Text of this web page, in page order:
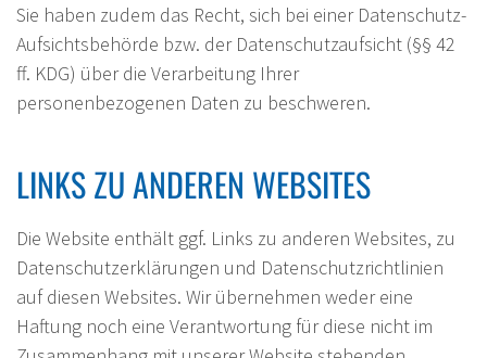
Sie haben zudem das Recht, sich bei einer Datenschutz-
Aufsichtsbehörde bzw. der Datenschutzaufsicht (§§ 42
ff. KDG) über die Verarbeitung Ihrer
personenbezogenen Daten zu beschweren.
LINKS ZU ANDEREN WEBSITES
Die Website enthält ggf. Links zu anderen Websites, zu
Datenschutzerklärungen und Datenschutzrichtlinien
auf diesen Websites. Wir übernehmen weder eine
Haftung noch eine Verantwortung für diese nicht im